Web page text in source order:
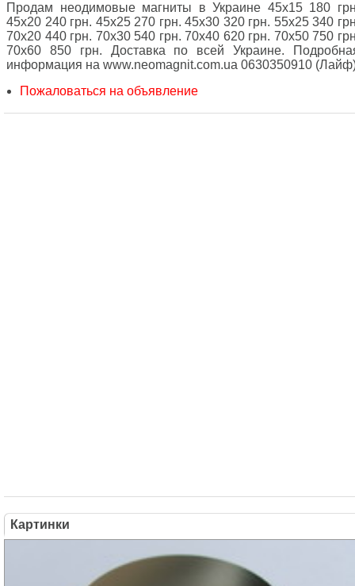
Продам неодимовые магниты в Украине 45x15 180
45x20 240 грн. 45x25 270 грн. 45х30 320 грн. 55x25 340
70x20 440 грн. 70x30 540 грн. 70x40 620 грн. 70x50 750
70x60 850 грн. Доставка по всей Украине.
информация на www.neomagnit.com.ua 0630350910
Пожаловаться на объявление
Картинки